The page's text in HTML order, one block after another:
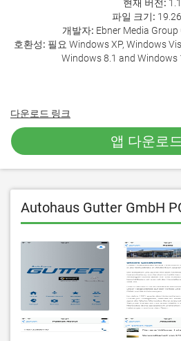
현재 버전:
파일 크기:
개발자: Ebner Media Group
호환성: 필요 Windows XP, Windows
Windows 8.1 and Windows
다운로드 링크
앱 다운로
Autohaus Gutter GmbH